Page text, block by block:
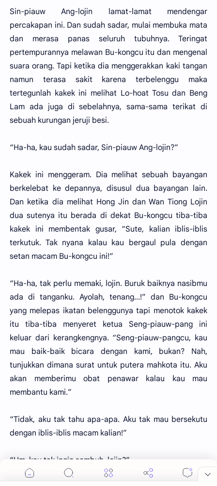
Sin-piauw Ang-lojin lamat-lamat mendengar
percakapan ini. Dan sudah sadar, mulai membuka mata
dan merasa panas seluruh tubuhnya. Teringat
pertempurannya melawan Bu-kongcu itu dan mengenal
suara orang. Tapi ketika dia menggerakkan kaki tangan
namun terasa sakit karena terbelenggu maka
tertegunlah kakek ini melihat Lo-hoat Tosu dan Beng
Lam ada juga di sebelahnya, sama-sama terikat di
sebuah kurungan jeruji besi.
“Ha-ha, kau sudah sadar, Sin-piauw Ang-lojin?”
Kakek ini menggeram. Dia melihat sebuah bayangan
berkelebat ke depannya, disusul dua bayangan lain.
Dan ketika dia melihat Hong Jin dan Wan Tiong Lojin
dua sutenya itu berada di dekat Bu-kongcu tiba-tiba
kakek ini membentak gusar, “Sute, kalian iblis-iblis
terkutuk. Tak nyana kalau kau bergaul pula dengan
setan macam Bu-kongcu ini!”
“Ha-ha, tak perlu memaki, lojin. Buruk baiknya nasibmu
ada di tanganku. Ayolah, tenang...!” dan Bu-kongcu
yang melepas ikatan belenggunya tapi menotok kakek
itu tiba-tiba menyeret ketua Seng-piauw-pang ini
keluar dari kerangkengnya. “Seng-piauw-pangcu, kau
mau baik-baik bicara dengan kami, bukan? Nah,
tunjukkan dimana surat untuk putera mahkota itu. Aku
akan memberimu obat penawar kalau kau mau
membantu kami.”
“Tidak, aku tak tahu apa-apa. Aku tak mau bersekutu
dengan iblis-iblis macam kalian!”
“Hm, kau tak ingin sembuh, lojin?”